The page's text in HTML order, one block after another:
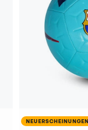
NEUERSCHEINUNGEN